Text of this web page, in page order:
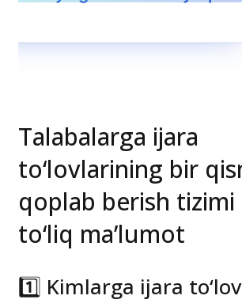
Talabalarga ijara
to‘lovlarining bir
qoplab berish tizimi
to‘liq ma’lumot
1️⃣ Kimlarga ijara